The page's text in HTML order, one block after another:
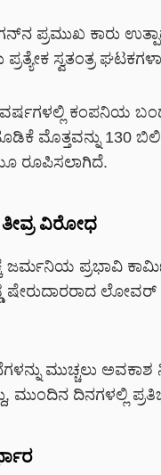
ಪ್ರಮುಖ ಕಾರು
ಪ್ರತ್ಯೇಕ ಸ್ವತಂತ್ರ
ಕಂಪನಿಯ
ಮೊತ್ತವನ್ನು
ರೂಪಿಸಲಾಗಿದೆ.
ವಿರೋಧ
ಪ್ರಭಾವಿ
ಲೋವರ್
ಮುಚ್ಚಲು ಅವಕಾಶ
ಮುಂದಿನ ದಿನಗಳಲ್ಲಿ